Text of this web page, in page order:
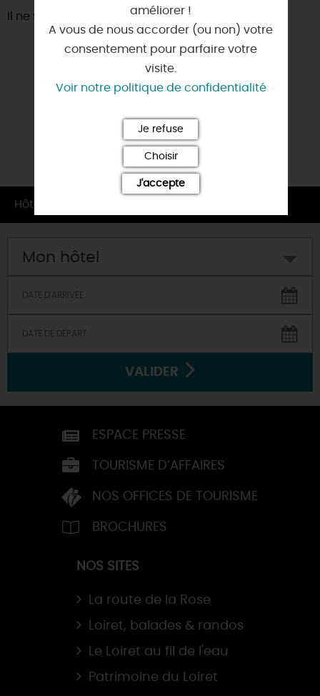
Location de vélos
Hôtel central de Montargis
Il ne vous reste plus qu'à remplir votre panier !
ParCécile
Mon hôtel
VALIDER
ESPACE PRESSE
TOURISME D’AFFAIRES
NOS OFFICES DE TOURISME
BROCHURES
NOS SITES
La route de la Rose
Loiret, balades & randos
Le Loiret au fil de l'eau
Patrimoine du Loiret
améliorer !
A vous de nous accorder (ou non) votre
consentement pour parfaire votre
visite.
Voir notre politique de confidentialité
Je refuse
Choisir
J'accepte